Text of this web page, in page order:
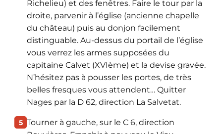
Richelieu) et des fenêtres. Faire le tour par la
droite, parvenir à l’église (ancienne chapelle
du château) puis au donjon facilement
distinguable. Au-dessus du portail de l’église
vous verrez les armes supposées du
capitaine Calvet (XVIème) et la devise gravée.
N’hésitez pas à pousser les portes, de très
belles fresques vous attendent… Quitter
Nages par la D 62, direction La Salvetat.
5 Tourner à gauche, sur le C 6, direction